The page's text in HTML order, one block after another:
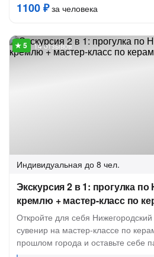
1100 ₽за человека
14 отзывов
Индивидуальная до 8 чел.
Экскурсия 2 в 1: прогулка
кремлю + мастер-класс по
Откройте для себя
сувенир на мастер-классе по
прошлом города и оставьте себе